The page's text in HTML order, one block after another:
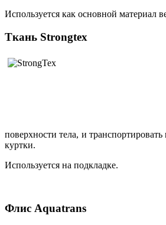
Используется как основной материал
Ткань Strongtex
поверхности тела, и
куртки.
Используется на подкладке.
Флис Aquatrans